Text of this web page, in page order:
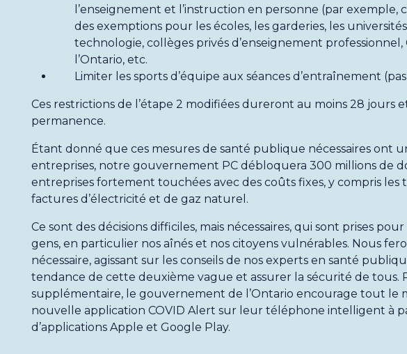
l’enseignement et l’instruction en personne (par exemple,
des exemptions pour les écoles, les garderies, les
technologie, collèges privés d’enseignement
l’Ontario, etc.
Limiter les sports d’équipe aux séances d’entraînement
Ces restrictions de l’étape 2 modifiées dureront au moins 28 jours
permanence.
Étant donné que ces mesures de santé publique nécessaires ont
entreprises, notre gouvernement PC débloquera 300 millions de
entreprises fortement touchées avec des coûts fixes, y compris les
factures d’électricité et de gaz naturel.
Ce sont des décisions difficiles, mais nécessaires, qui sont prises
gens, en particulier nos aînés et nos citoyens vulnérables. Nous
nécessaire, agissant sur les conseils de nos experts en santé
tendance de cette deuxième vague et assurer la sécurité de
supplémentaire, le gouvernement de l’Ontario encourage tout le
nouvelle application COVID Alert sur leur téléphone intelligent à
d’applications Apple et Google Play.